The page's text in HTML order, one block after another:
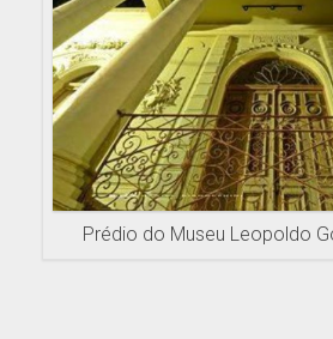
Prédio do Museu Leopoldo